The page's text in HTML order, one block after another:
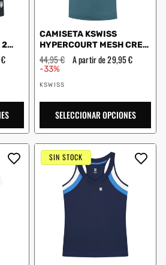
2
CAMISETA KSWISS
HYPERCOURT MESH CREW
4 1010945 GRAY
Precio
habitual
44,95 € Precio
de
A partir de 29,95 €
-33%
Proveedor:
KSWISS
SELECCIONAR OPCIONES
SIN STOCK